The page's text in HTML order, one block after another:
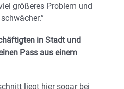
größeres Problem und
in Stadt und
Pass aus einem
liegt hier sogar bei